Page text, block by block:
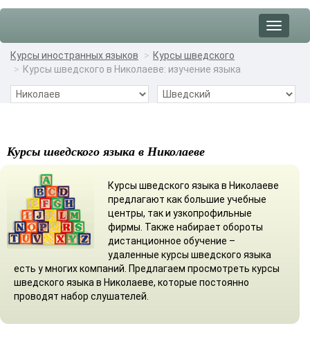
Toggle
Курсы иностранных языков
Курсы шведского
Курсы шведского в Николаеве: изучение языка
Курсы шведского языка в Николаеве
Курсы шведского языка в Николаеве
предлагают как большие учебные
центры, так и узкопрофильные
фирмы. Также набирает обороты
дистанционное обучение –
удаленные курсы шведского языка
есть у многих компаний. Предлагаем просмотреть курсы
шведского языка в Николаеве, которые постоянно
проводят набор слушателей.